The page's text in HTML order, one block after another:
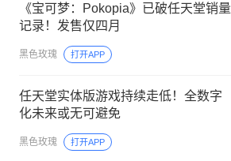
《宝可梦：Pokopia》已破任天堂销量
记录！发售仅四月
黑色玫瑰 打开APP
任天堂实体版游戏持续走低！全数字
化未来或无可避免
黑色玫瑰 打开APP